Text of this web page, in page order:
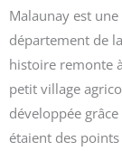
Malaunay est
département de
histoire remonte
petit village
développée
étaient des